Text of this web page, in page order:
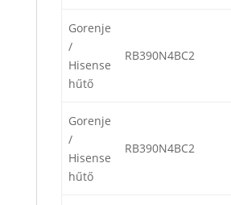
Gorenje
/
Hisense
hűtő
RB390N4BC2
Gorenje
/
Hisense
hűtő
RB390N4BC2